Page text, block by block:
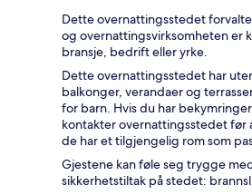
Dette overnattingsstedet
og overnattingsvirksomheten er
bransje, bedrift eller yrke.
Dette overnattingsstedet har
balkonger, verandaer og
for barn. Hvis du har
kontakter overnattingsstedet før
de har et tilgjengelig rom som
Gjestene kan føle seg trygge
sikkerhetstiltak på stedet: